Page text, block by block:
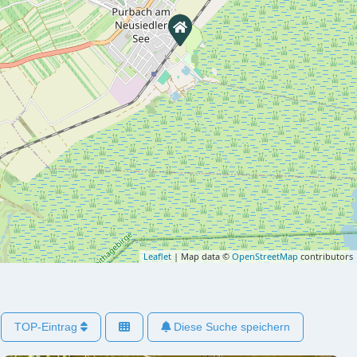
Leaflet| Map data ©OpenStreetMapcontributors
TOP-Eintrag Diese Suche speichern